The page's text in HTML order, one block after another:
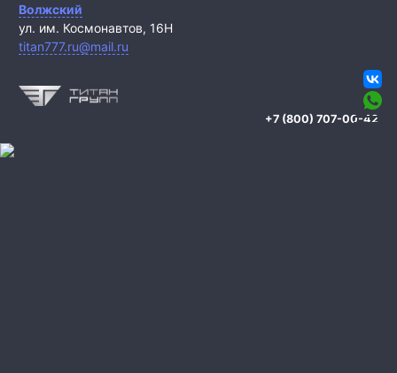
Волжский
ул. им. Космонавтов, 16Н
titan777.ru@mail.ru
+7 (800) 707-00-42